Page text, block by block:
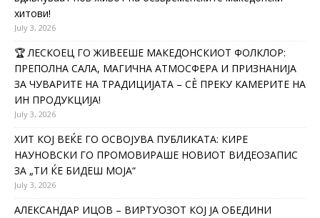
хитови!
July 3, 2026
🏆 ЛЕСКОЕЦ ГО ЖИВЕЕШЕ МАКЕДОНСКИОТ ФОЛКЛОР:
ПРЕПОЛНА САЛА, МАГИЧНА АТМОСФЕРА И ПРИЗНАНИЈА
ЗА ЧУВАРИТЕ НА ТРАДИЦИЈАТА – СÈ ПРЕКУ КАМЕРИТЕ НА
ИН ПРОДУКЦИЈА!
July 3, 2026
ХИТ КОЈ ВЕЌЕ ГО ОСВОЈУВА ПУБЛИКАТА: КИРЕ
НАУНОВСКИ ГО ПРОМОВИРАШЕ НОВИОТ ВИДЕОЗАПИС
ЗА „ТИ ЌЕ БИДЕШ МОЈА“
July 3, 2026
АЛЕКСАНДАР ИЦОВ – ВИРТУОЗОТ КОЈ ЈА ОБЕДИНИ